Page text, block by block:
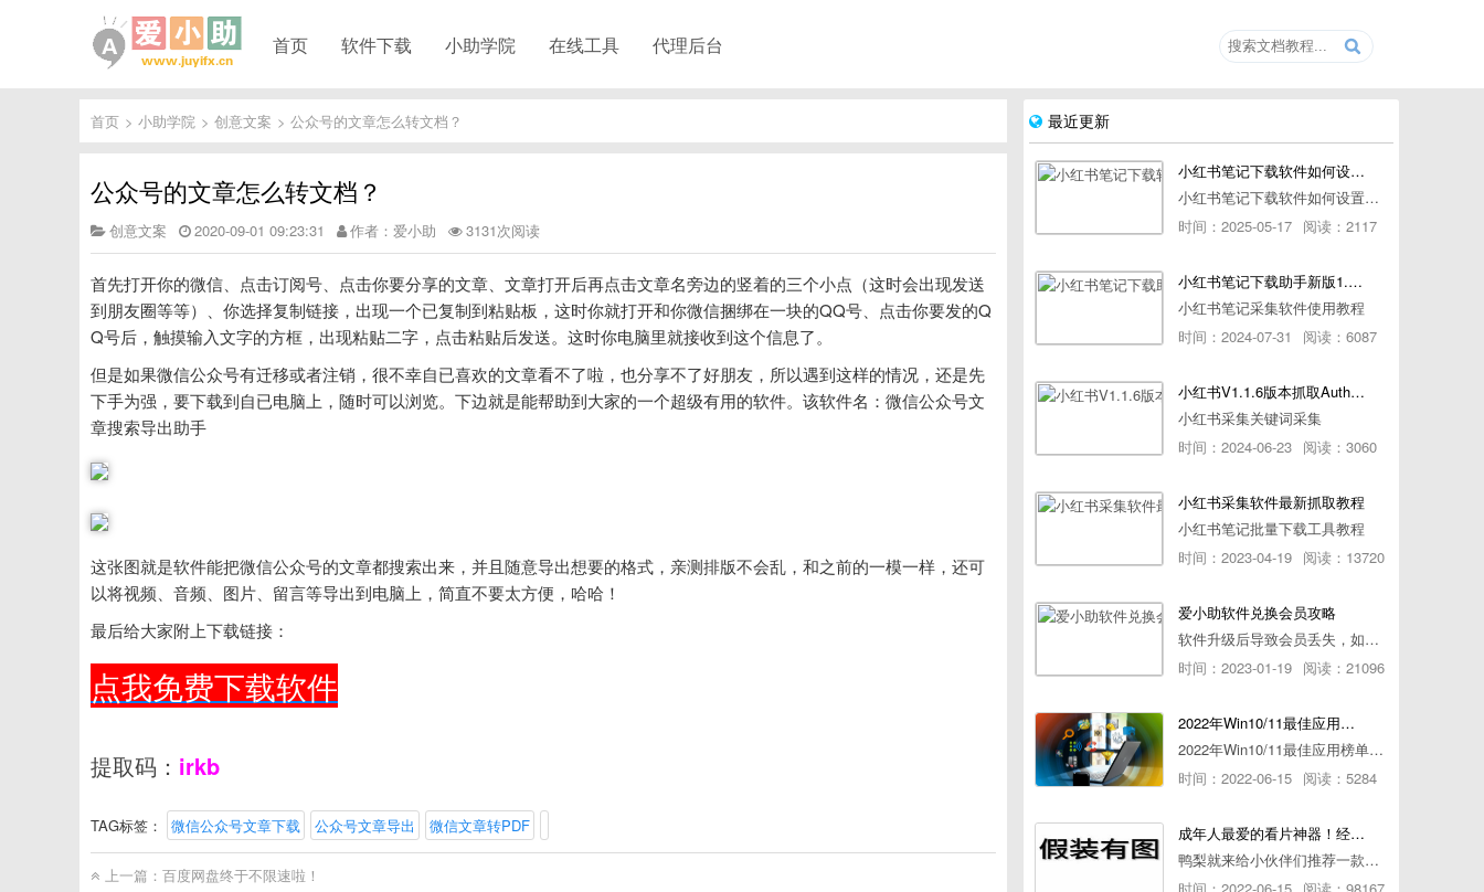
首页 软件下载 小助学院 在线工具 代理后台
首页 > 小助学院 > 创意文案 > 公众号的文章怎么转文档？
公众号的文章怎么转文档？
创意文案 2020-09-01 09:23:31 作者：爱小助 3131次阅读
首先打开你的微信、点击订阅号、点击你要分享的文章、文章打开后再点击文章名旁边的竖着的三个小点（这时会出现发送
到朋友圈等等）、你选择复制链接，出现一个已复制到粘贴板，这时你就打开和你微信捆绑在一块的QQ号、点击你要发的Q
Q号后，触摸输入文字的方框，出现粘贴二字，点击粘贴后发送。这时你电脑里就接收到这个信息了。
但是如果微信公众号有迁移或者注销，很不幸自已喜欢的文章看不了啦，也分享不了好朋友，所以遇到这样的情况，还是先
下手为强，要下载到自已电脑上，随时可以浏览。下边就是能帮助到大家的一个超级有用的软件。该软件名： 微信公众号文
章搜索导出助手
这张图就是软件能把微信公众号的文章都搜索出来，并且随意导出想要的格式，亲测排版不会乱，和之前的一模一样，还可
以将视频、音频、图片、留言等导出到电脑上，简直不要太方便，哈哈！
最后给大家附上下载链接：
点我免费下载软件
提取码： irkb
TAG标签： 微信公众号文章下载 公众号文章导出 微信文章转PDF
上一篇： 百度网盘终于不限速啦！
最近更新
小红书笔记下载软件如何设置浏览器路径
小红书笔记下载软件如何设置浏览器路径
时间：2025-05-17 阅读：2117
小红书笔记下载助手新版1.1.7版本使用教程
小红书笔记采集软件使用教程
时间：2024-07-31
阅读：6087
小红书V1.1.6版本抓取AuthorId最新教程
小红书采集关键词采集
时间：2024-06-23 阅读：3060
小红书采集软件最新抓取教程
小红书笔记批量下载工具教程
时间：2023-04-19 阅读：13720
爱小助软件兑换会员攻略
软件升级后导致会员丢失，如何快速兑换会员详细攻略
时间：2023-01-19 阅读：21096
2022年Win10/11最佳应用榜单出炉！ 你都用过几个？
2022年Win10/11最佳应用榜单出炉！ 你都用过几个？
时间：2022-06-15 阅读：5284
成年人最爱的看片神器！经久耐用-白嫖全网资源
鸭梨就来给小伙伴们推荐一款经久耐用的良心播放器，资源齐全无广告，可以放心使用~